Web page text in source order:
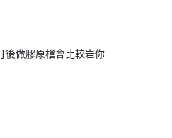
後做膠原槍會比較岩你